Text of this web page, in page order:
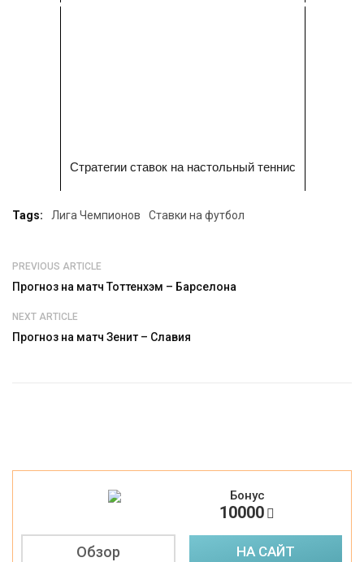
Стратегии ставок на настольный теннис
Tags: Лига Чемпионов Ставки на футбол
PREVIOUS ARTICLE
Прогноз на матч Тоттенхэм – Барселона
NEXT ARTICLE
Прогноз на матч Зенит – Славия
Бонус
10000
Обзор НА САЙТ